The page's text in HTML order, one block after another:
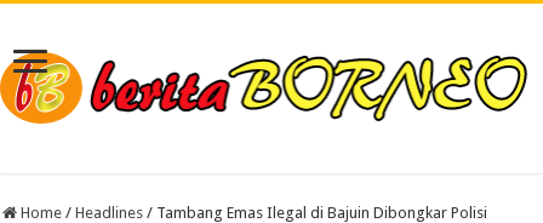
Home / Headlines / Tambang Emas Ilegal di Bajuin Dibongkar Polisi